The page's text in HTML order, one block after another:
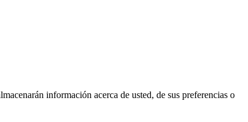
información acerca de usted, de sus preferencias o